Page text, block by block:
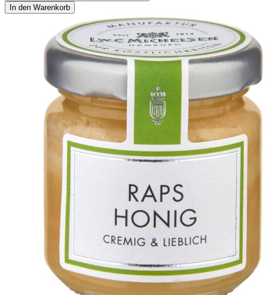
In den Warenkorb